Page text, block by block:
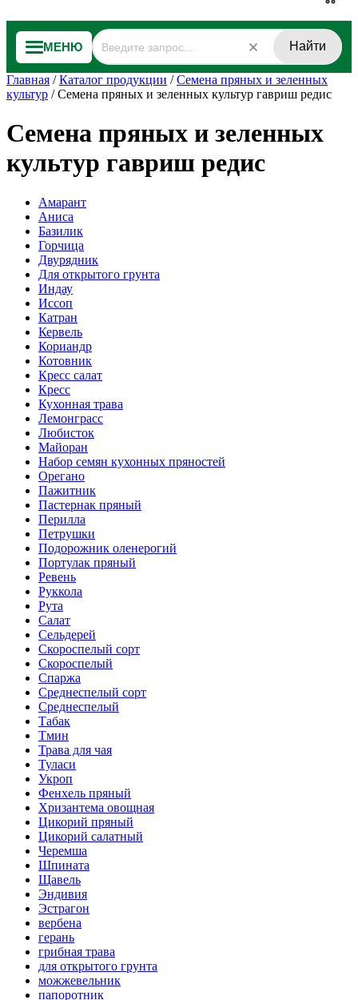
МЕНЮ Найти
Главная /Каталог продукции /Семена пряных и зеленных
культур /Семена пряных и зеленных культур гавриш редис
Семена пряных и зеленных
культур гавриш редис
Амарант
Аниса
Базилик
Горчица
Двурядник
Для открытого грунта
Индау
Иссоп
Катран
Кервель
Кориандр
Котовник
Кресс салат
Кресс
Кухонная трава
Лемонграсс
Любисток
Майоран
Набор семян кухонных пряностей
Орегано
Пажитник
Пастернак пряный
Перилла
Петрушки
Подорожник оленерогий
Портулак пряный
Ревень
Руккола
Рута
Салат
Сельдерей
Скороспелый сорт
Скороспелый
Спаржа
Среднеспелый сорт
Среднеспелый
Табак
Тмин
Трава для чая
Туласи
Укроп
Фенхель пряный
Хризантема овощная
Цикорий пряный
Цикорий салатный
Черемша
Шпината
Щавель
Эндивия
Эстрагон
вербена
герань
грибная трава
для открытого грунта
можжевельник
папоротник